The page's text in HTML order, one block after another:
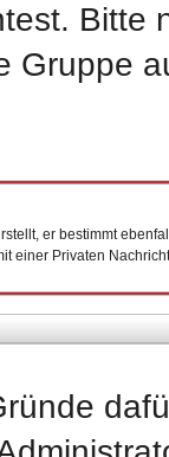
Bitte
Gruppe
er bestimmt
einer Privaten